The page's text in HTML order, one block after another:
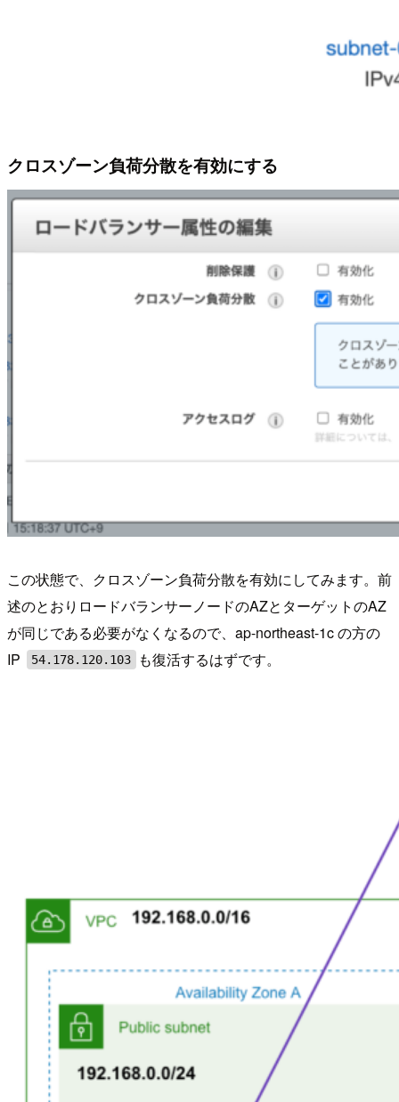
クロスゾーン負荷分散を有効にする
この状態で、クロスゾーン負荷分散を有効にしてみます。前
述のとおりロードバランサーノードのAZとターゲットのAZ
が同じである必要がなくなるので、ap-northeast-1c の方の
IP
54.178.120.103 も復活するはずです。